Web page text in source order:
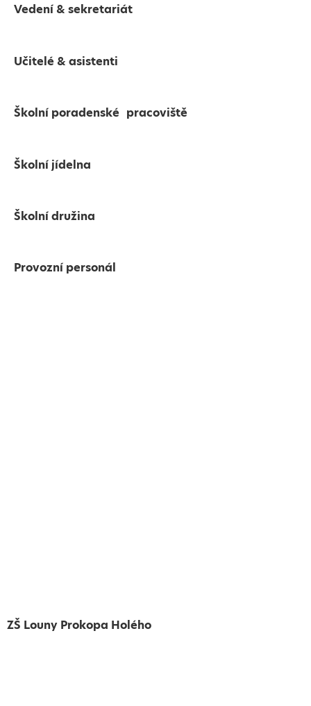
Vedení & sekretariát
Učitelé & asistenti
Školní poradenské pracoviště
Školní jídelna
Školní družina
Provozní personál
ZŠ Louny Prokopa Holého